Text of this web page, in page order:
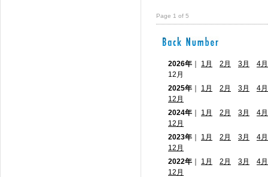
Page 1 of 5
2026年 1月 2月 3月
4月
12月
2025年
1月 2月 3月
4月
12月
2024年
1月 2月 3月
4月
12月
2023年
1月 2月 3月
4月
12月
2022年
1月 2月 3月
4月
12月